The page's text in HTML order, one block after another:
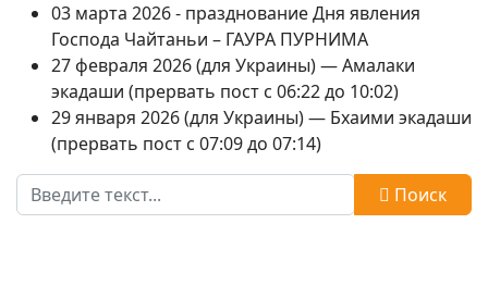
03 марта 2026 - празднование Дня явления
Господа Чайтаньи – ГАУРА ПУРНИМА
27 февраля 2026 (для Украины) — Амалаки
экадаши (прервать пост с 06:22 до 10:02)
29 января 2026 (для Украины) — Бхаими экадаши
(прервать пост с 07:09 до 07:14)
Поиск
Поиск